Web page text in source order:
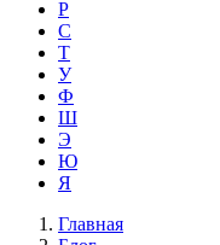
Р
С
Т
У
Ф
Ш
Э
Ю
Я
Главная